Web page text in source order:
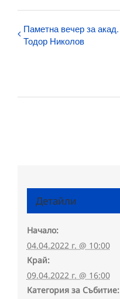
Паметна вечер за акад.
Тодор Николов
Детайли
Начало:
04.04.2022 г. @ 10:00
Край:
09.04.2022 г. @ 16:00
Категория за Събитие: